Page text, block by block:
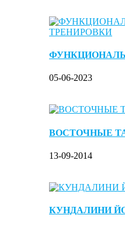
05-06-2023
ВОСТОЧНЫЕ
13-09-2014
КУНДАЛИНИ